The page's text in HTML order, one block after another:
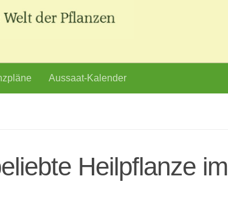
Aussaat-Kalender
Heilpflanze im